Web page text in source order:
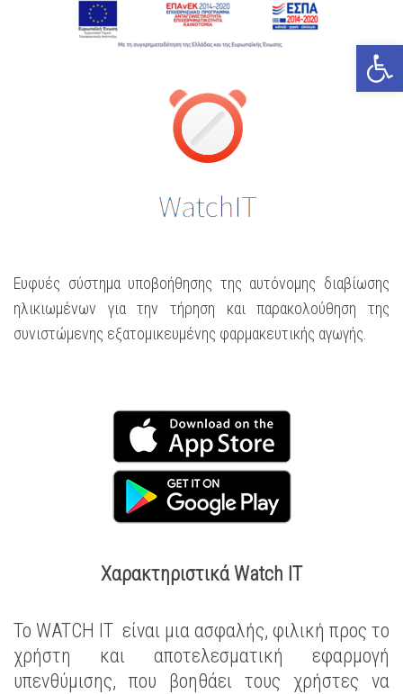
Ευφυές σύστημα υποβοήθησης της αυτόνομης διαβίωσης
ηλικιωμένων για την τήρηση και παρακολούθηση της
συνιστώμενης εξατομικευμένης φαρμακευτικής αγωγής.
Χαρακτηριστικά Watch IT
Το WATCH IT είναι μια ασφαλής, φιλική προς το
χρήστη και αποτελεσματική εφαρμογή
υπενθύμισης, που βοηθάει τους χρήστες να